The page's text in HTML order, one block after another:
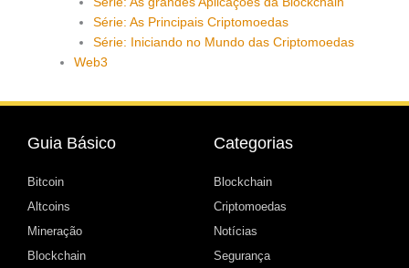
Série: As Principais Criptomoedas
Série: Iniciando no Mundo das Criptomoedas
Web3
Guia Básico
Bitcoin
Altcoins
Mineração
Blockchain
Categorias
Blockchain
Criptomoedas
Notícias
Segurança